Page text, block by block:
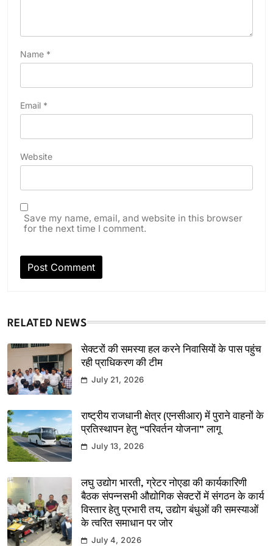
Name *
Email *
Website
Save my name, email, and website in this browser
for the next time I comment.
RELATED NEWS
सेक्टरों की समस्या हल करने निवासियों के पास पहुंच
रही प्राधिकरण की टीम
July 21, 2026
राष्ट्रीय राजधानी क्षेत्र (एनसीआर) में पुराने वाहनों के
प्रतिस्थापन हेतु “परिवर्तन योजना” लागू
July 13, 2026
लघु उद्योग भारती, ग्रेटर नोएडा की कार्यकारिणी
बैठक संपन्नसभी औद्योगिक सेक्टरों में संगठन के कार्य
विस्तार हेतु प्रभारी तय, उद्योग बंधुओं की समस्याओं
के त्वरित समाधान पर जोर
July 4, 2026